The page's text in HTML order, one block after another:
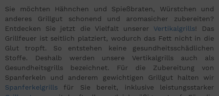
Sie möchten Hähnchen und Spießbraten, Würstchen und
anderes Grillgut schonend und aromasicher zubereiten?
Entdecken Sie jetzt die Vielfalt unserer Vertikalgrills! Das
Grillfeuer ist seitlich platziert, wodurch das Fett nicht in die
Glut tropft. So entstehen keine gesundheitsschädlichen
Stoffe. Deshalb werden unsere Vertikalgrills auch als
Gesundheitsgrills bezeichnet. Für die Zubereitung von
Spanferkeln und anderem gewichtigen Grillgut halten wir
Spanferkelgrills für Sie bereit, inklusive leistungsstarker